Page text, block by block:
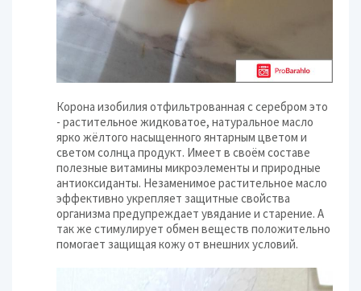
Корона изобилия отфильтрованная с серебром это
- растительное жидковатое, натуральное масло
ярко жёлтого насыщенного янтарным цветом и
светом солнца продукт. Имеет в своём составе
полезные витамины микроэлементы и природные
антиоксиданты. Незаменимое растительное масло
эффективно укрепляет защитные свойства
организма предупреждает увядание и старение. А
так же стимулирует обмен веществ положительно
помогает защищая кожу от внешних условий.